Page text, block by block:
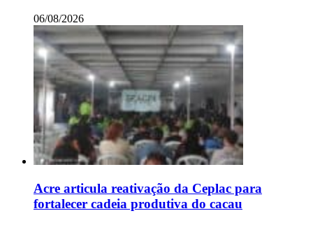
06/08/2026
Acre articula reativação da Ceplac para
fortalecer cadeia produtiva do cacau